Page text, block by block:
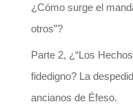
¿Cómo surge el
otros”?
Parte 2, ¿“Los
fidedigno? La
ancianos de Éfeso.